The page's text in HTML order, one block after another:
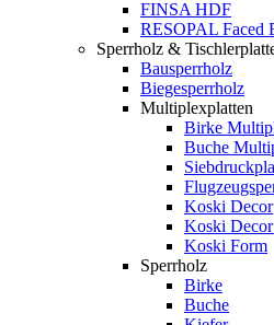
FINSA HDF
RESOPAL Faced
Sperrholz &
Bausperrholz
Biegesperrholz
Multiplexplatten
Birke
Buche
Koski Decor
Koski
Koski Form
Sperrholz
Birke
Buche